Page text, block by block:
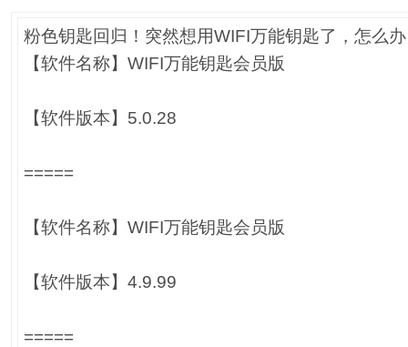
粉色钥匙回归！突然想用WIFI万能钥匙了，怎么
【软件名称】WIFI万能钥匙会员版
【软件版本】5.0.28
=====
【软件名称】WIFI万能钥匙会员版
【软件版本】4.9.99
=====